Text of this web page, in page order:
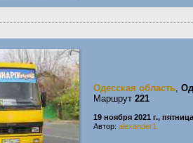
Одесская область,
Маршрут 221
19 ноября 2021 г., пятница
Автор: alexander1